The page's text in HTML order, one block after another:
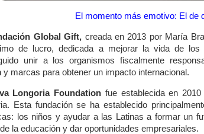
El momento más emotivo: El de
Global Gift, creada en 2013 por María
de lucro, dedicada a mejorar la vida de
unir a los organismos fiscalmente
y marcas para obtener un impacto internacional.
Longoria Foundation fue establecida en
Esta fundación se ha establecido
los niños y ayudar a las Latinas a formar un
la educación y dar oportunidades empresariales.